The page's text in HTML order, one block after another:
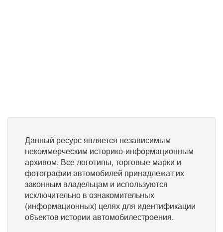
Данный ресурс является независимым
некоммерческим историко-информационным
архивом. Все логотипы, торговые марки и
фотографии автомобилей принадлежат их
законным владельцам и используются
исключительно в ознакомительных
(информационных) целях для идентификации
объектов истории автомобилестроения.